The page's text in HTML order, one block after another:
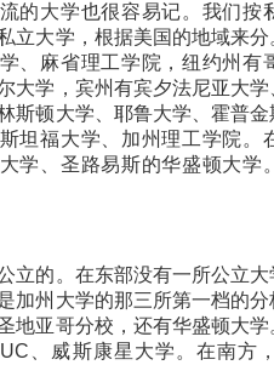
的大学也很容易记。我们按
立大学，根据美国的地域来
、麻省理工学院，纽约州有
大学，宾州有宾夕法尼亚大
斯顿大学、耶鲁大学、霍普
坦福大学、加州理工学院。
学、圣路易斯的华盛顿大学
立的。在东部没有一所公立
加州大学的那三所第一档的
地亚哥分校，还有华盛顿大
、威斯康星大学。在南方